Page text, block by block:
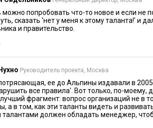
Сильные связи укрепляются, слабые
Уэйна(штат Мичиган),
скоростных автомагистралей:
шире, в то время как дороги, которыми
спорят, почему одни ментальные пути
другие. Одни убеждены, что выбор
предрасположенностью. Кто-
ребенок растет, и в соответствии с
укрепляются, а другие отмирают.
можно попробовать что-то новое и если не
сказать 'нет у меня к этому таланта!' и
и правительство.
Руководитель проекта, Москва
ее до Альпины издавали в
все правила'. Вот только, по-моему,
фрагмент: вопрос организаций не в
а в том, как эти таланты видеть и
талантами должен обладать менеджер,